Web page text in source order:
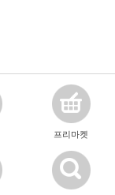
프리마켓